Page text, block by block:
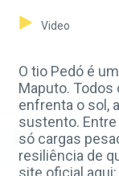
Video
O tio Pedó é
Maputo. Todos
enfrenta o sol,
sustento. Entre
só cargas
resiliência de
site oficial